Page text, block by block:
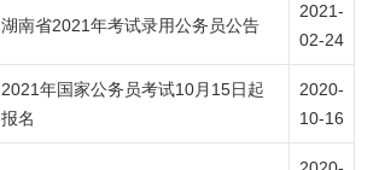
湖南省2021年考试录用公务员公告
2021-
02-24
2021年国家公务员考试10月15日起
报名
2020-
10-16